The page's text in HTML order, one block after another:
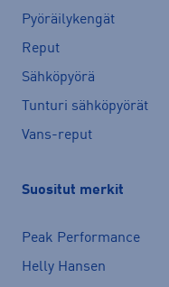
Pyöräilykengät
Reput
Sähköpyörä
Tunturi sähköpyörät
Vans-reput
Suositut merkit
Peak Performance
Helly Hansen